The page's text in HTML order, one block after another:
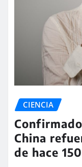
CIENCIA
China
de hace